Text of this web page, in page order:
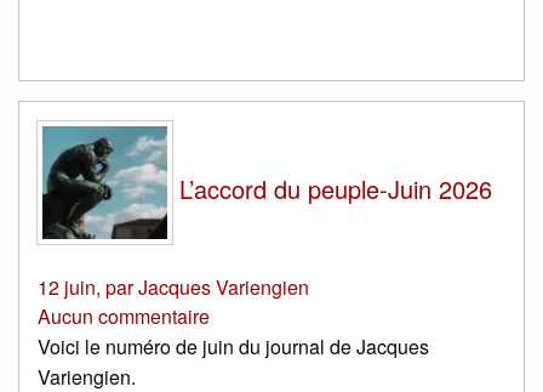
L’accord du peuple-Juin 2026
12 juin, parJacques Variengien
Aucun commentaire
Voici le numéro de juin du journal de Jacques
Variengien.